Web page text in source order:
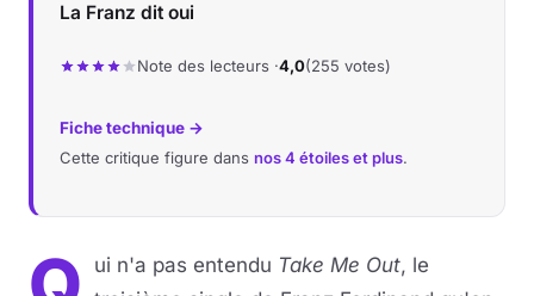
Jeux vidéo
Musique
Sortir
Sciences & Tech
La Franz dit oui
Note des lecteurs ·4,0(255 votes)
Fiche technique →
Cette critique figure dans nos 4 étoiles et plus.
ui n'a pas entendu Take Me Out, le